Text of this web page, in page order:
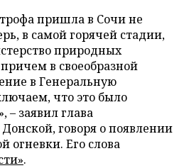
пришла в Сочи не
в самой горячей стадии,
природных
в своеобразной
в Генеральную
что это было
заявил глава
говоря о появлении
огневки. Его слова
.